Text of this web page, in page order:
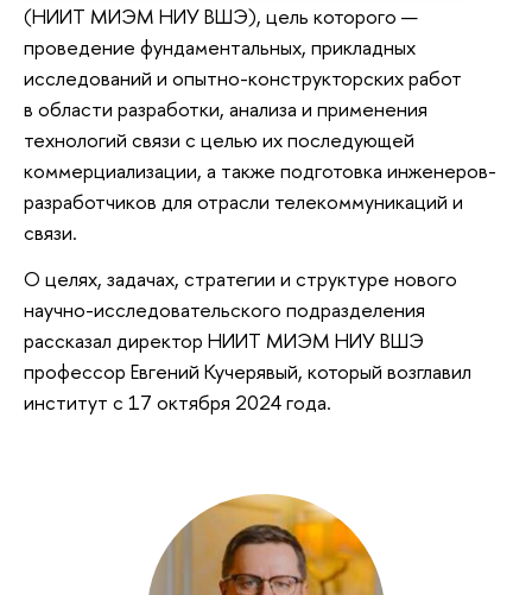
(НИИТ МИЭМ НИУ ВШЭ), цель которого —
проведение фундаментальных, прикладных
исследований и опытно-конструкторских работ
в области разработки, анализа и применения
технологий связи с целью их последующей
коммерциализации, а также подготовка инженеров-
разработчиков для отрасли телекоммуникаций и
связи.
О целях, задачах, стратегии и структуре нового
научно-исследовательского подразделения
рассказал директор НИИТ МИЭМ НИУ ВШЭ
профессор Евгений Кучерявый, который возглавил
институт с 17 октября 2024 года.